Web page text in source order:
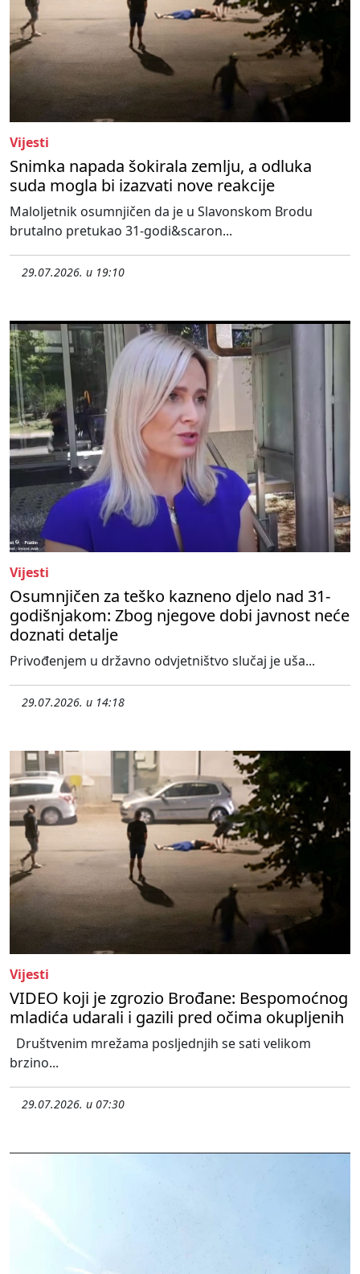
Vijesti
Snimka napada šokirala zemlju, a odluka
suda mogla bi izazvati nove reakcije
Maloljetnik osumnjičen da je u Slavonskom Brodu
brutalno pretukao 31-godi&scaron...
29.07.2026. u 19:10
Vijesti
Osumnjičen za teško kazneno djelo nad 31-
godišnjakom: Zbog njegove dobi javnost neće
doznati detalje
Privođenjem u državno odvjetništvo slučaj je uša...
29.07.2026. u 14:18
Vijesti
VIDEO koji je zgrozio Brođane: Bespomoćnog
mladića udarali i gazili pred očima okupljenih
Društvenim mrežama posljednjih se sati velikom
brzino...
29.07.2026. u 07:30